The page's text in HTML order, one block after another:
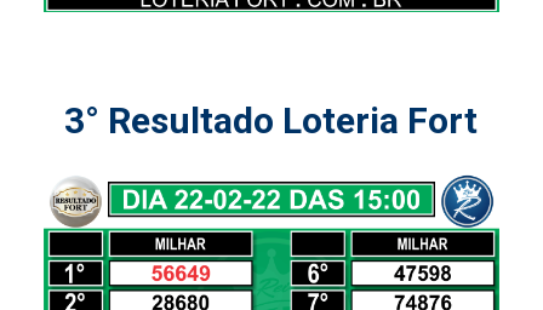
3° Resultado Loteria Fort